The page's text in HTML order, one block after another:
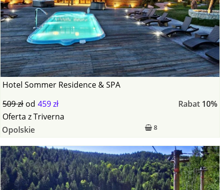
Hotel Sommer Residence & SPA
509 zł od 459 zł Rabat 10%
8
Oferta zTriverna
Opolskie